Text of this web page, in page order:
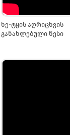
ხე-ტყის აღრიცხვის
განახლებული წესი